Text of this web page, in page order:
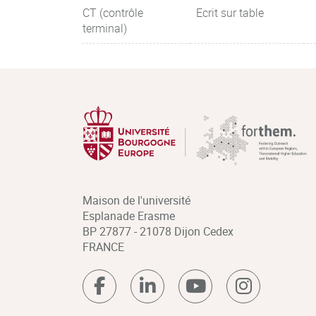
CT (contrôle
terminal)
Ecrit sur table
Maison de l'université
Esplanade Erasme
BP 27877 - 21078 Dijon Cedex
FRANCE